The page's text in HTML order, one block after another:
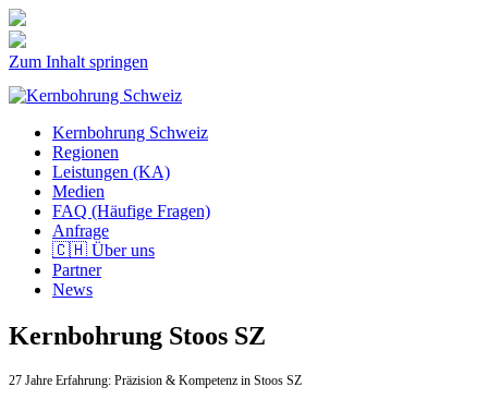
Zum Inhalt springen
Kernbohrung Schweiz
Regionen
Leistungen (KA)
Medien
FAQ (Häufige Fragen)
Anfrage
🇨🇭 Über uns
Partner
News
Kernbohrung Stoos SZ
27 Jahre Erfahrung: Präzision & Kompetenz in Stoos SZ